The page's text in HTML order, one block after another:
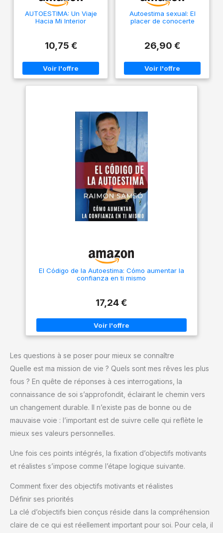
AUTOESTIMA: Un Viaje
Hacia Mi Interior
10,75 €
Autoestima sexual: El
placer de conocerte
26,90 €
El Código de la Autoestima: Cómo aumentar la
confianza en ti mismo
17,24 €
Les questions à se poser pour mieux se connaître
Quelle est ma mission de vie ? Quels sont mes rêves les plus
fous ? En quête de réponses à ces interrogations, la
connaissance de soi s’approfondit, éclairant le chemin vers
un changement durable. Il n’existe pas de bonne ou de
mauvaise voie : l’important est de suivre celle qui reflète le
mieux ses valeurs personnelles.
Une fois ces points intégrés, la fixation d’objectifs motivants
et réalistes s’impose comme l’étape logique suivante.
Comment fixer des objectifs motivants et réalistes
Définir ses priorités
La clé d’objectifs bien conçus réside dans la compréhension
claire de ce qui est réellement important pour soi. Pour cela, il